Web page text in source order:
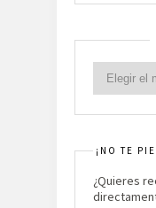
¡NO TE
¿Quieres